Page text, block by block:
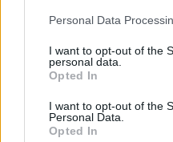
Personal Data
I want to opt-out of the
personal data.
Opted In
I want to opt-out of the
Personal Data.
Opted In
Zpravodajství
výborné
Živohošti
Zpravodajství
Přibudou i